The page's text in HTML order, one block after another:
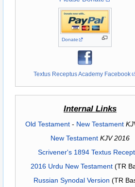
Donate
Textus Receptus Academy Facebook
Internal Links
Old Testament- New Testament
New Testament KJV 2016
Scrivener's 1894 Textus
2016 Urdu New Testament(TR
Russian Synodal Version (TR